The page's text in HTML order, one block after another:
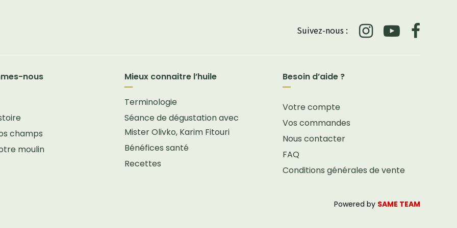
Suivez-nous :
nous
champs
moulin
Mieux connaitre l’huile
Terminologie
Séance de dégustation avec
Mister Olivko, Karim Fitouri
Bénéfices santé
Recettes
Besoin d’aide ?
Votre compte
Vos commandes
Nous contacter
FAQ
Conditions générales de vente
Powered by SAME TEAM